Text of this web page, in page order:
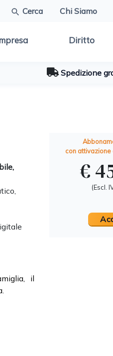
Cerca Chi Siamo
Diritto
Spedizione
il
con
€
(Escl.